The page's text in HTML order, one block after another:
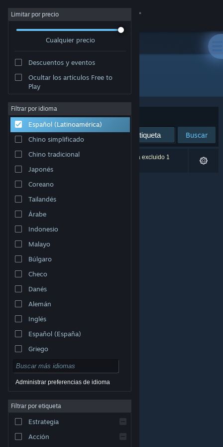
Iniciar sesión
Acerca de
Soporte
Cambiar idioma
Obtener la aplicación de Steam Mobile
Ver versión clásica
© Valve Corporation. Todos los derechos reservados.
Todas las marcas registradas pertenecen a sus
de Privacidad|Información legal
Acuerdo de Suscriptor a Steam
Cookies
Limitar por precio
Cualquier precio
Descuentos y eventos
Ocultar los artículos Free to
Play
Filtrar por idioma
Español (Latinoamérica)
Chino simplificado
Chino tradicional
Japonés
Coreano
Tailandés
Árabe
Indonesio
Malayo
Búlgaro
Checo
Danés
Alemán
Inglés
Español (España)
Griego
Administrar preferencias de idioma
Filtrar por etiqueta
Estrategia
Acción
Editor: Saint Paul Studios
Ordenar por Relevancia
Buscar
0 resultado(s) coinciden con la búsqueda. Se ha excluido 1
título según tus preferencias.